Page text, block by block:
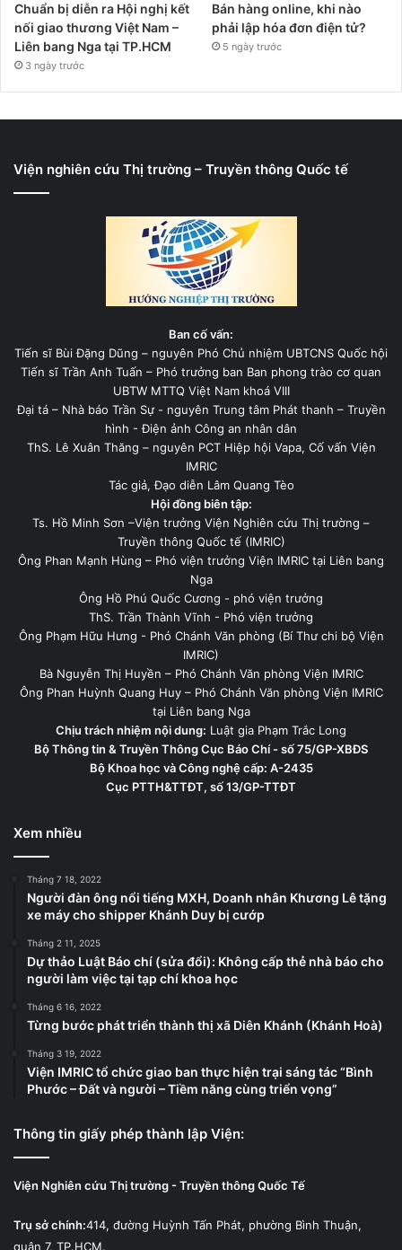
Chuẩn bị diễn ra Hội nghị kết
nối giao thương Việt Nam –
Liên bang Nga tại TP.HCM
3 ngày trước
Bán hàng online, khi nào
phải lập hóa đơn điện tử?
5 ngày trước
Viện nghiên cứu Thị trường – Truyền thông Quốc tế
Ban cố vấn:
Tiến sĩ Bùi Đặng Dũng – nguyên Phó Chủ nhiệm UBTCNS Quốc hội
Tiến sĩ Trần Anh Tuấn – Phó trưởng ban Ban phong trào cơ quan
UBTW MTTQ Việt Nam khoá VIII
Đại tá – Nhà báo Trần Sự - nguyên Trung tâm Phát thanh – Truyền
hình - Điện ảnh Công an nhân dân
ThS. Lê Xuân Thăng – nguyên PCT Hiệp hội Vapa, Cố vấn Viện
IMRIC
Tác giả, Đạo diễn Lâm Quang Tèo
Hội đồng biên tập:
Ts. Hồ Minh Sơn –Viện trưởng Viện Nghiên cứu Thị trường –
Truyền thông Quốc tế (IMRIC)
Ông Phan Mạnh Hùng – Phó viện trưởng Viện IMRIC tại Liên bang
Nga
Ông Hồ Phú Quốc Cương - phó viện trưởng
ThS. Trần Thành Vĩnh - Phó viện trưởng
Ông Phạm Hữu Hưng - Phó Chánh Văn phòng (Bí Thư chi bộ Viện
IMRIC)
Bà Nguyễn Thị Huyền – Phó Chánh Văn phòng Viện IMRIC
Ông Phan Huỳnh Quang Huy – Phó Chánh Văn phòng Viện IMRIC
tại Liên bang Nga
Chịu trách nhiệm nội dung: Luật gia Phạm Trắc Long
Bộ Thông tin & Truyền Thông Cục Báo Chí - số 75/GP-XBĐS
Bộ Khoa học và Công nghệ cấp: A-2435
Cục PTTH&TTĐT, số 13/GP-TTĐT
Xem nhiều
Tháng 7 18, 2022
Người đàn ông nổi tiếng MXH, Doanh nhân Khương Lê tặng
xe máy cho shipper Khánh Duy bị cướp
Tháng 2 11, 2025
Dự thảo Luật Báo chí (sửa đổi): Không cấp thẻ nhà báo cho
người làm việc tại tạp chí khoa học
Tháng 6 16, 2022
Từng bước phát triển thành thị xã Diên Khánh (Khánh Hoà)
Tháng 3 19, 2022
Viện IMRIC tổ chức giao ban thực hiện trại sáng tác “Bình
Phước – Đất và người – Tiềm năng cùng triển vọng”
Thông tin giấy phép thành lập Viện:
Viện Nghiên cứu Thị trường - Truyền thông Quốc Tế
Trụ sở chính:414, đường Huỳnh Tấn Phát, phường Bình Thuận,
quận 7, TP.HCM.